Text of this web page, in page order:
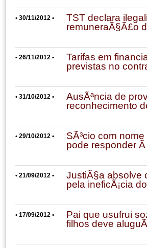
• 30/11/2012 •
TST declara
remuneraÃ§Ã£o
• 26/11/2012 •
Tarifas em
previstas no
• 31/10/2012 •
AusÃªncia de
reconhecimento
• 29/10/2012 •
SÃ³cio com
pode responder
• 21/09/2012 •
JustiÃ§a absolve
pela ineficÃ¡cia
• 17/09/2012 •
Pai que usufrui
filhos deve